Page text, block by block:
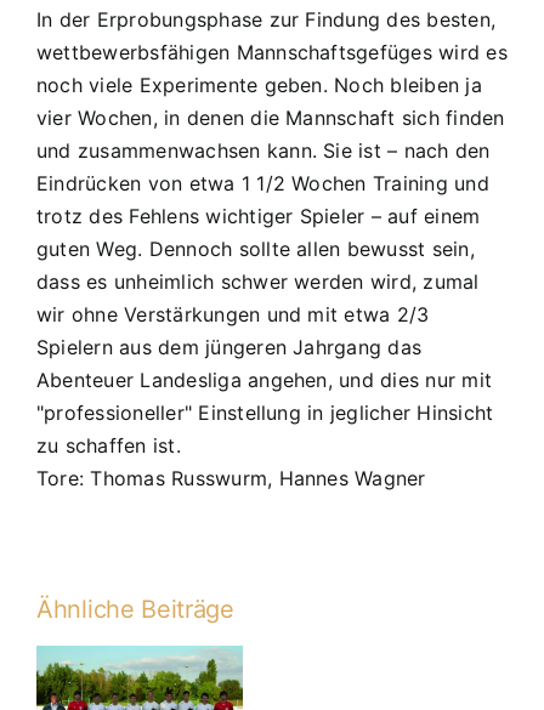
In der Erprobungsphase zur Findung des besten,
wettbewerbsfähigen Mannschaftsgefüges wird es
noch viele Experimente geben. Noch bleiben ja
vier Wochen, in denen die Mannschaft sich finden
und zusammenwachsen kann. Sie ist – nach den
Eindrücken von etwa 1 1/2 Wochen Training und
trotz des Fehlens wichtiger Spieler – auf einem
guten Weg. Dennoch sollte allen bewusst sein,
dass es unheimlich schwer werden wird, zumal
wir ohne Verstärkungen und mit etwa 2/3
Spielern aus dem jüngeren Jahrgang das
Abenteuer Landesliga angehen, und dies nur mit
"professioneller" Einstellung in jeglicher Hinsicht
zu schaffen ist.
Tore: Thomas Russwurm, Hannes Wagner
Ähnliche Beiträge